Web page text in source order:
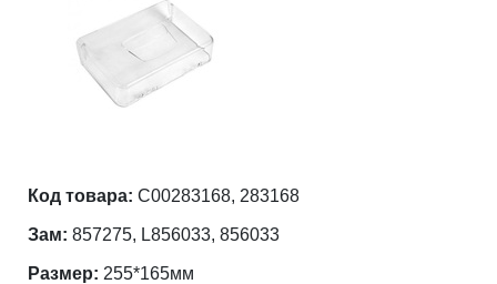
Код товара: C00283168, 283168
Зам: 857275, L856033, 856033
Размер: 255*165мм